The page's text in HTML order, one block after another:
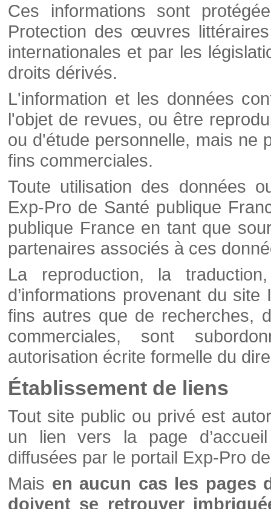
Ces informations sont
Protection des œuvres
internationales et par les
droits dérivés.
L'information et les données
l'objet de revues, ou être
ou d'étude personnelle, mais ne
fins commerciales.
Toute utilisation des données
Exp-Pro de Santé publique
publique France en tant que
partenaires associés à ces
La reproduction, la
d’informations provenant du
fins autres que de recherches,
commerciales, sont
autorisation écrite formelle du
Établissement de liens
Tout site public ou privé est
un lien vers la page
diffusées par le portail Exp-Pro
Mais en aucun cas les pages
doivent se retrouver